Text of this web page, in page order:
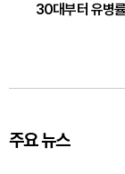
30대부터 유병
감기·독감 예
주요 뉴스